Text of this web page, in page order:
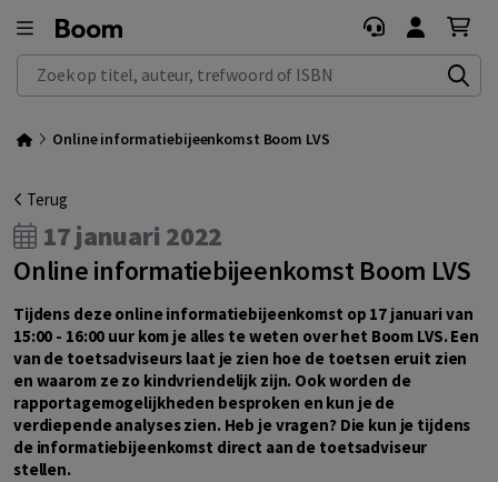
Zoek op titel, auteur, trefwoord of ISBN
Online informatiebijeenkomst Boom LVS
Terug
17 januari 2022
Online informatiebijeenkomst Boom LVS
Tijdens deze online informatiebijeenkomst op 17 januari van
15:00 - 16:00 uur kom je alles te weten over het Boom LVS. Een
van de toetsadviseurs laat je zien hoe de toetsen eruit zien
en waarom ze zo kindvriendelijk zijn. Ook worden de
rapportagemogelijkheden besproken en kun je de
verdiepende analyses zien. Heb je vragen? Die kun je tijdens
de informatiebijeenkomst direct aan de toetsadviseur
stellen.